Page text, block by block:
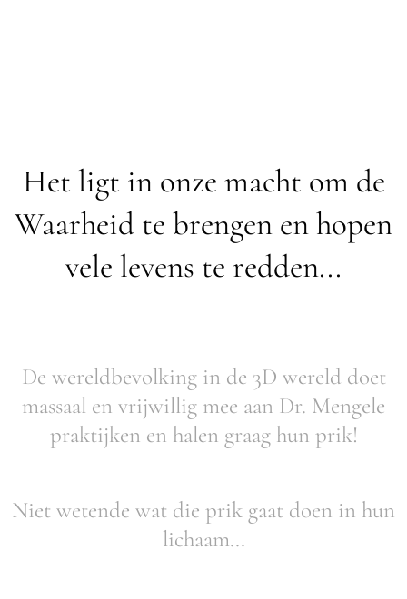
Het ligt in onze macht om de
Waarheid te brengen en hopen
vele levens te redden...
De wereldbevolking in de 3D wereld doet
massaal en vrijwillig mee aan Dr. Mengele
praktijken en halen graag hun prik!
Niet wetende wat die prik gaat doen in hun
lichaam...